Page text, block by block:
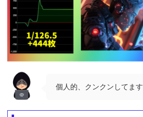
個人的、クンクンしてます